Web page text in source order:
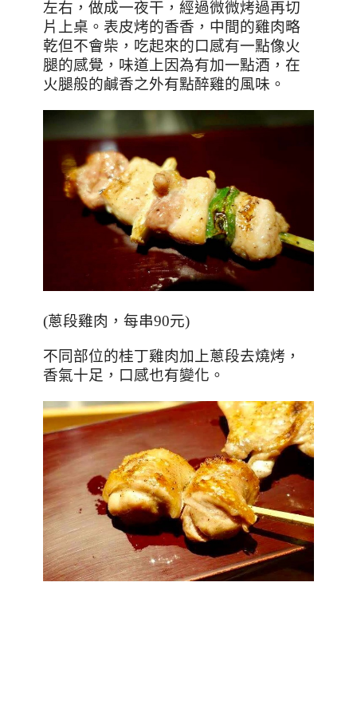
左右，做成一夜干，經過微微烤過再切
片上桌。表皮烤的香香，中間的雞肉略
乾但不會柴，吃起來的口感有一點像火
腿的感覺，味道上因為有加一點酒，在
火腿般的鹹香之外有點醉雞的風味。
(蔥段雞肉，每串90元)
不同部位的桂丁雞肉加上蔥段去燒烤，
香氣十足，口感也有變化。